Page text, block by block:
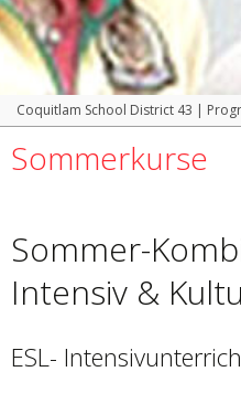
Coquitlam School District 43 |
Sommerkurse
Sommer-
Intensiv &
ESL-